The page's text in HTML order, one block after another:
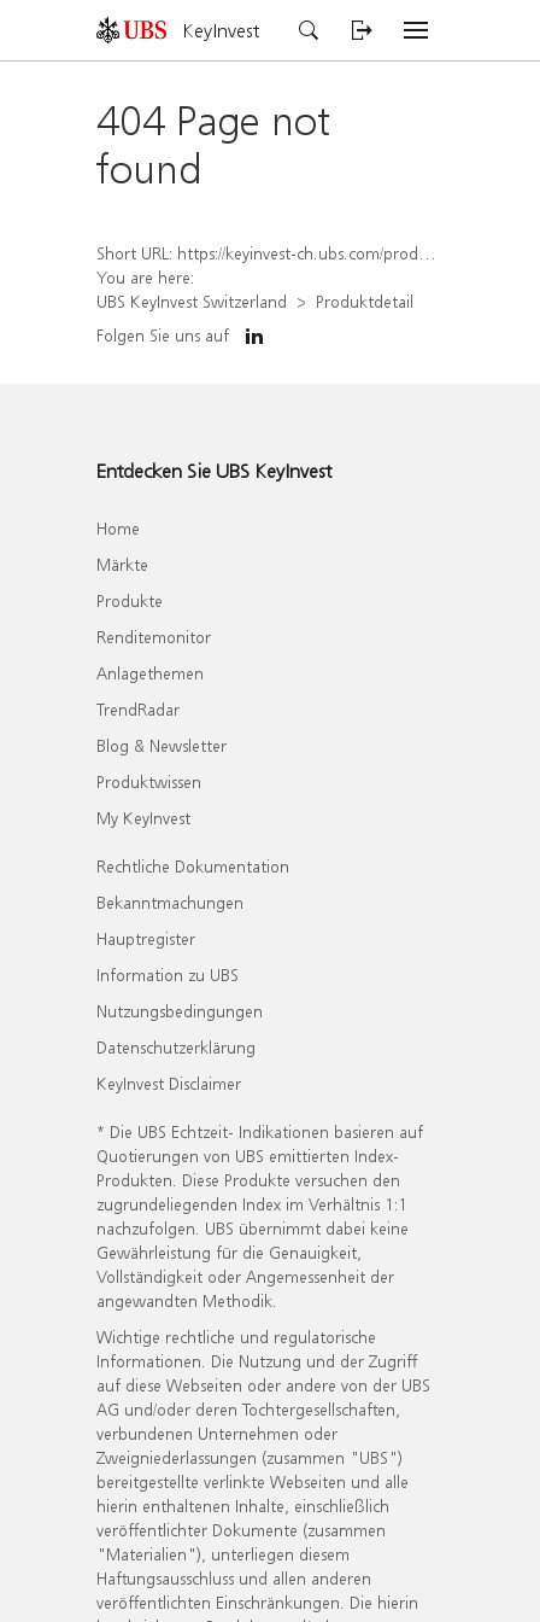
KeyInvest
404 Page not
found
Short URL: https://keyinvest-ch.ubs.com/produkt/detail/index/isin/CH1570491485
You are here:
UBS KeyInvest Switzerland
Produktdetail
Folgen Sie uns auf
Entdecken Sie UBS KeyInvest
Home
Märkte
Produkte
Renditemonitor
Anlagethemen
TrendRadar
Blog & Newsletter
Produktwissen
My KeyInvest
Rechtliche Dokumentation
Bekanntmachungen
Hauptregister
Information zu UBS
Nutzungsbedingungen
Datenschutzerklärung
KeyInvest Disclaimer
* Die UBS Echtzeit- Indikationen basieren auf
Quotierungen von UBS emittierten Index-
Produkten. Diese Produkte versuchen den
zugrundeliegenden Index im Verhältnis 1:1
nachzufolgen. UBS übernimmt dabei keine
Gewährleistung für die Genauigkeit,
Vollständigkeit oder Angemessenheit der
angewandten Methodik.
Wichtige rechtliche und regulatorische
Informationen. Die Nutzung und der Zugriff
auf diese Webseiten oder andere von der UBS
AG und/oder deren Tochtergesellschaften,
verbundenen Unternehmen oder
Zweigniederlassungen (zusammen "UBS")
bereitgestellte verlinkte Webseiten und alle
hierin enthaltenen Inhalte, einschließlich
veröffentlichter Dokumente (zusammen
"Materialien"), unterliegen diesem
Haftungsausschluss und allen anderen
veröffentlichten Einschränkungen. Die hierin